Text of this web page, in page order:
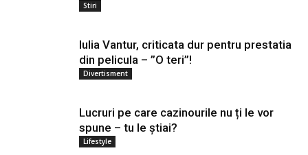
Stiri
Iulia Vantur, criticata dur pentru prestatia
din pelicula – ”O teri”!
Divertisment
Lucruri pe care cazinourile nu ți le vor
spune – tu le știai?
Lifestyle